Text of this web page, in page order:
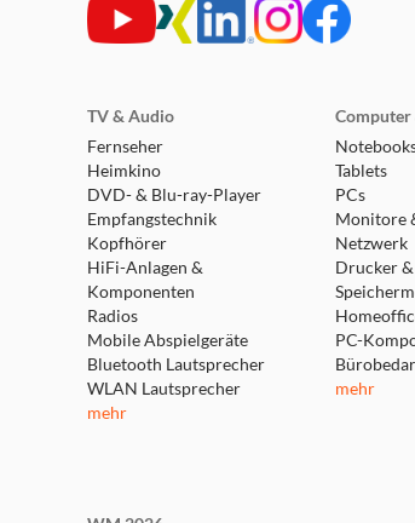
TV & Audio
Fernseher
Heimkino
DVD- & Blu-ray-Player
Empfangstechnik
Kopfhörer
HiFi-Anlagen &
Komponenten
Radios
Mobile Abspielgeräte
Bluetooth Lautsprecher
WLAN Lautsprecher
mehr
Tablets
PCs
Monitore
Netzwerk
Drucker
PC-
mehr